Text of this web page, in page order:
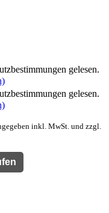
gelesen.
gelesen.
inkl. MwSt. und zzgl.